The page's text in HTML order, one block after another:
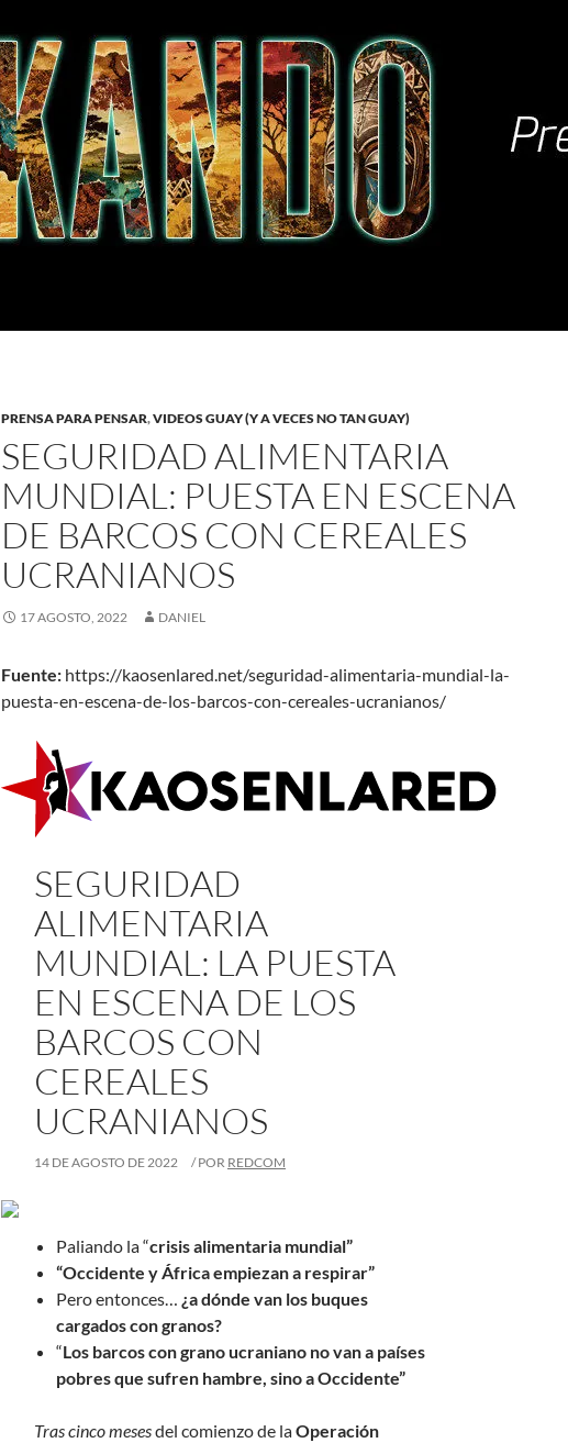
PRENSA PARA PENSAR,VIDEOS GUAY (Y A VECES NO TAN GUAY)
SEGURIDAD ALIMENTARIA
MUNDIAL: PUESTA EN ESCENA
DE BARCOS CON CEREALES
UCRANIANOS
17 AGOSTO, 2022 DANIEL
Fuente: https://kaosenlared.net/seguridad-alimentaria-mundial-la-
puesta-en-escena-de-los-barcos-con-cereales-ucranianos/
SEGURIDAD
ALIMENTARIA
MUNDIAL: LA PUESTA
EN ESCENA DE LOS
BARCOS CON
CEREALES
UCRANIANOS
14 DE AGOSTO DE 2022 / POR REDCOM
Paliando la “crisis alimentaria mundial”
“Occidente y África empiezan a respirar”
Pero entonces… ¿a dónde van los buques
cargados con granos?
“Los barcos con grano ucraniano no van a países
pobres que sufren hambre, sino a Occidente”
Tras cinco mesesdel comienzo de laOperación